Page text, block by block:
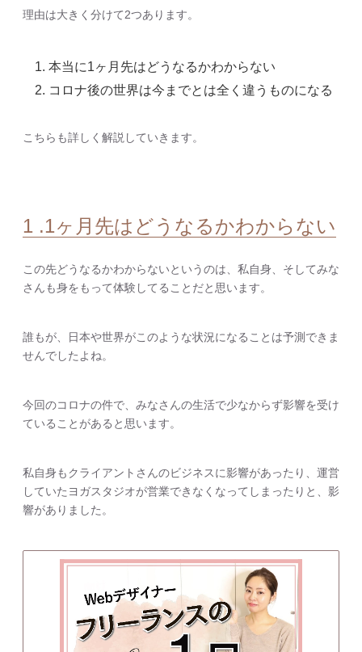
理由は大きく分けて2つあります。
本当に1ヶ月先はどうなるかわからない
コロナ後の世界は今までとは全く違うものになる
こちらも詳しく解説していきます。
1 .1ヶ月先はどうなるかわからない
この先どうなるかわからないというのは、私自身、そしてみな
さんも身をもって体験してることだと思います。
誰もが、日本や世界がこのような状況になることは予測できま
せんでしたよね。
今回のコロナの件で、みなさんの生活で少なからず影響を受け
ていることがあると思います。
私自身もクライアントさんのビジネスに影響があったり、運営
していたヨガスタジオが営業できなくなってしまったりと、影
響がありました。